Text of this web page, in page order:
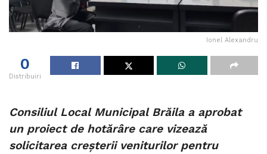
Ionel Alexandru
0
Distribuiri
Consiliul Local Municipal Brăila a aprobat
un proiect de hotărâre care vizează
solicitarea creșterii veniturilor pentru